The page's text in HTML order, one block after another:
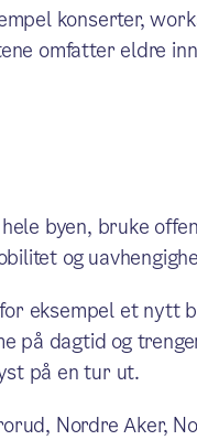
konserter,
omfatter eldre
byen, bruke
og
eksempel et nytt
på dagtid og
på en tur ut.
Nordre Aker,